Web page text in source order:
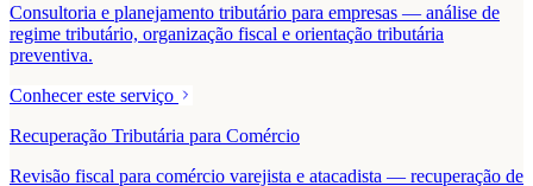
Consultoria e planejamento tributário para empresas — análise de
regime tributário, organização fiscal e orientação tributária
preventiva.
Conhecer este serviço
Recuperação Tributária para Comércio
Revisão fiscal para comércio varejista e atacadista — recuperação de